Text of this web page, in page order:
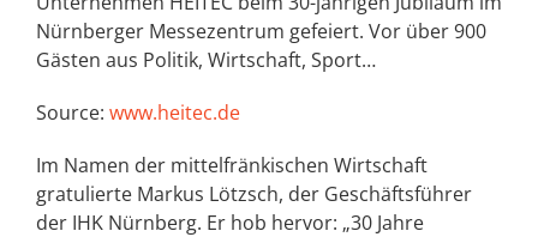
Nürnberger Messezentrum gefeiert. Vor über 900
Gästen aus Politik, Wirtschaft, Sport…
Source: www.heitec.de
Im Namen der mittelfränkischen Wirtschaft
gratulierte Markus Lötzsch, der Geschäftsführer
der IHK Nürnberg. Er hob hervor: „30 Jahre